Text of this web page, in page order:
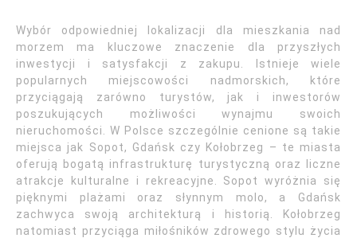
Wybór odpowiedniej lokalizacji dla mieszkania nad
morzem ma kluczowe znaczenie dla przyszłych
inwestycji i satysfakcji z zakupu. Istnieje wiele
popularnych miejscowości nadmorskich, które
przyciągają zarówno turystów, jak i inwestorów
poszukujących możliwości wynajmu swoich
nieruchomości. W Polsce szczególnie cenione są takie
miejsca jak Sopot, Gdańsk czy Kołobrzeg – te miasta
oferują bogatą infrastrukturę turystyczną oraz liczne
atrakcje kulturalne i rekreacyjne. Sopot wyróżnia się
pięknymi plażami oraz słynnym molo, a Gdańsk
zachwyca swoją architekturą i historią. Kołobrzeg
natomiast przyciąga miłośników zdrowego stylu życia